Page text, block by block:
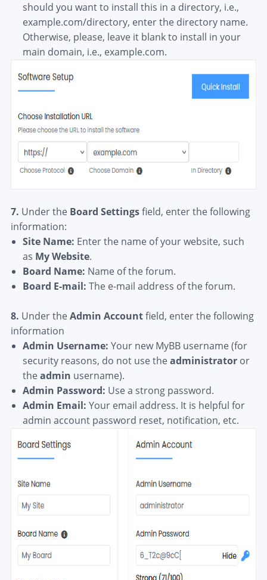
should you want to install this in a directory, i.e.,
example.com/directory, enter the directory name.
Otherwise, please, leave it blank to install in your
main domain, i.e., example.com.
7. Under the Board Settingsfield, enter the following
information:
Site Name: Enter the name of your website, such
as My Website.
Board Name: Name of the forum.
Board E-mail: The e-mail address of the forum.
8. Under theAdmin Accountfield, enter the following
information
Admin Username: Your new MyBB username (for
security reasons, do not use theadministratoror
theadmin username).
Admin Password: Use a strong password.
Admin Email: Your email address. It is helpful for
admin account password reset, notification, etc.